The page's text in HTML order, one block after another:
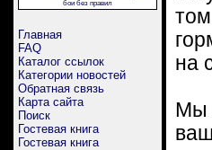
бои без правил
Главная
FAQ
Каталог ссылок
Категории новостей
Обратная связь
Карта сайта
Поиск
Гостевая книга
Гостевая книга
на
Мы